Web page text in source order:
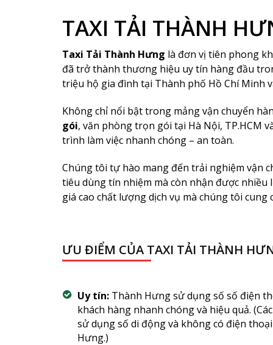
TAXI TẢI THÀNH
Taxi Tải Thành Hưng là đơn vị tiên phong
đã trở thành thương hiệu uy tín hàng đầu
triệu hộ gia đình tại Thành phố Hồ Chí Minh
Không chỉ nổi bật trong mảng vận chuyển
gói, văn phòng trọn gói tại Hà Nội, TP.HCM
trình làm việc nhanh chóng – an toàn.
Chúng tôi tự hào mang đến trải nghiệm vận
tiêu dùng tín nhiệm mà còn nhận được
giá cao chất lượng dịch vụ mà chúng tôi cung
ƯU ĐIỂM CỦA TAXI TẢI THÀNH
Uy tín: Thành Hưng sử dụng số số điện
khách hàng nhanh chóng và hiệu quả.
sử dụng số di động và không có điện
Hưng.)